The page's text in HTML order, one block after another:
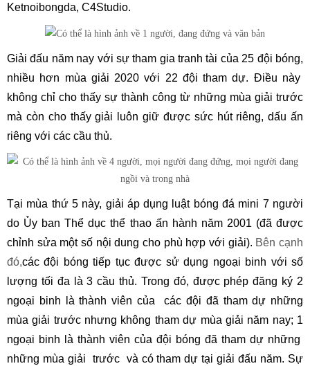
Ketnoibongda, C4Studio.
Giải đấu năm nay với sự tham gia tranh tài của 25 đội bóng,
nhiều hơn mùa giải 2020 với 22 đội tham dự. Điều này
không chỉ cho thấy sự thành công từ những mùa giải trước
mà còn cho thấy giải luôn giữ được sức hút riêng, dấu ấn
riêng với các cầu thủ.
Tại mùa thứ 5 này, giải áp dụng luật bóng đá mini 7 người
do Ủy ban Thể dục thể thao ấn hành năm 2001 (đã được
chỉnh sửa một số nội dung cho phù hợp với giải). Bên cạnh
đó,các đội bóng tiếp tục được sử dụng ngoại binh với số
lượng tối đa là 3 cầu thủ. Trong đó, được phép đăng ký 2
ngoại binh là thành viên của các đội đã tham dự những
mùa giải trước nhưng không tham dự mùa giải năm nay; 1
ngoại binh là thành viên của đội bóng đã tham dự những
những mùa giải trước và có tham dự tại giải đấu năm. Sự